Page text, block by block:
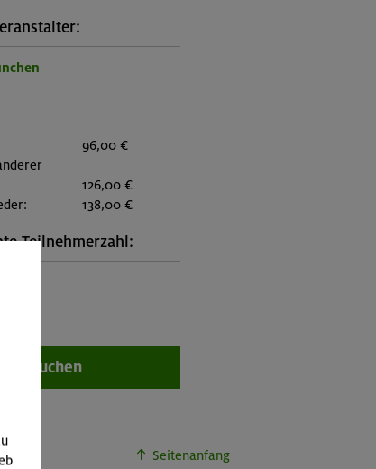
96,00 €
126,00 €
138,00 €
Teilnehmerzahl:
Buchen
Seitenanfang